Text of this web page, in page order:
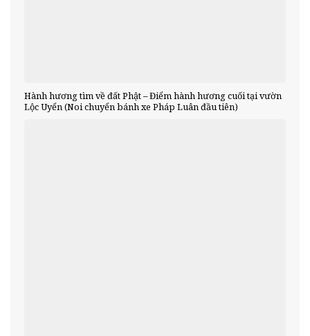
Hành hương tìm về đất Phật – Điểm hành hương cuối tại vườn
Lộc Uyển (Noi chuyển bánh xe Pháp Luân đầu tiên)